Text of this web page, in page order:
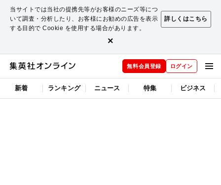
当サイトでは当社の提携先等がお客様のニーズ等につ
いて調査・分析したり、お客様にお勧めの広告を表示
する目的で Cookie を使用する場合があります。
詳しくはこちら
×
無料会員登録 ログイン
新着 ランキング ニュース 特集 ビジネス